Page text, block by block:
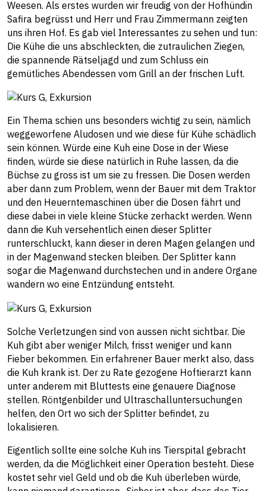
Weesen. Als erstes wurden wir freudig von der Hofhündin
Safira begrüsst und Herr und Frau Zimmermann zeigten
uns ihren Hof. Es gab viel Interessantes zu sehen und tun:
Die Kühe die uns abschleckten, die zutraulichen Ziegen,
die spannende Rätseljagd und zum Schluss ein
gemütliches Abendessen vom Grill an der frischen Luft.
Ein Thema schien uns besonders wichtig zu sein, nämlich
weggeworfene Aludosen und wie diese für Kühe schädlich
sein können. Würde eine Kuh eine Dose in der Wiese
finden, würde sie diese natürlich in Ruhe lassen, da die
Büchse zu gross ist um sie zu fressen. Die Dosen werden
aber dann zum Problem, wenn der Bauer mit dem Traktor
und den Heuerntemaschinen über die Dosen fährt und
diese dabei in viele kleine Stücke zerhackt werden. Wenn
dann die Kuh versehentlich einen dieser Splitter
runterschluckt, kann dieser in deren Magen gelangen und
in der Magenwand stecken bleiben. Der Splitter kann
sogar die Magenwand durchstechen und in andere Organe
wandern wo eine Entzündung entsteht.
Solche Verletzungen sind von aussen nicht sichtbar. Die
Kuh gibt aber weniger Milch, frisst weniger und kann
Fieber bekommen. Ein erfahrener Bauer merkt also, dass
die Kuh krank ist. Der zu Rate gezogene Hoftierarzt kann
unter anderem mit Bluttests eine genauere Diagnose
stellen. Röntgenbilder und Ultraschalluntersuchungen
helfen, den Ort wo sich der Splitter befindet, zu
lokalisieren.
Eigentlich sollte eine solche Kuh ins Tierspital gebracht
werden, da die Möglichkeit einer Operation besteht. Diese
kostet sehr viel Geld und ob die Kuh überleben würde,